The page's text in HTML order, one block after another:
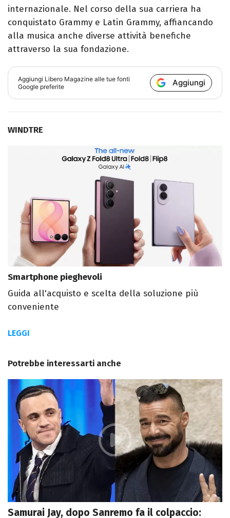
internazionale. Nel corso della sua carriera ha
conquistato Grammy e Latin Grammy, affiancando
alla musica anche diverse attività benefiche
attraverso la sua fondazione.
Aggiungi Libero Magazine alle tue fonti
Google preferite
Aggiungi
WINDTRE
Smartphone pieghevoli
Guida all'acquisto e scelta della soluzione più
conveniente
LEGGI
Potrebbe interessarti anche
Samurai Jay, dopo Sanremo fa il colpaccio: